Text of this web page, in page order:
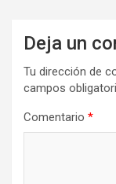
Deja un
Tu dirección de
campos
Comentario *